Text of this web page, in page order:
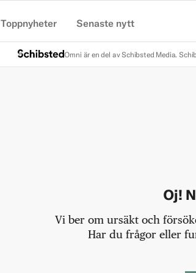
Toppnyheter Senaste nytt
Omni är en del av Schibsted Media.
Oj!
Vi ber om ursäkt och
Har du frågor eller